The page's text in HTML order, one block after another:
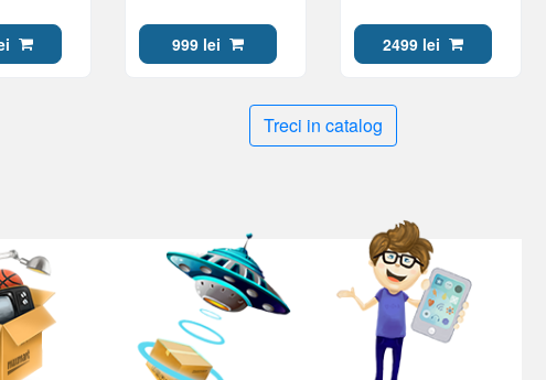
999 lei 2499 lei
Treci in catalog